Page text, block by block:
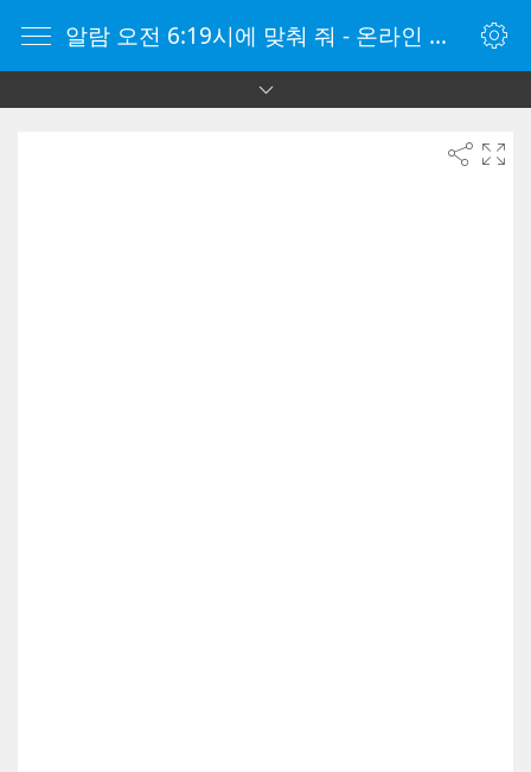
알람 오전 6:19시에 맞춰 줘 - 온라인 알람 시계 - 자명종 온라인 - 온라인 자명종